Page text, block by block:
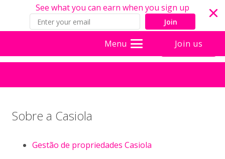
See what you can earn when you sign up
Join
Menu Join us
Sobre a Casiola
Gestão de propriedades Casiola